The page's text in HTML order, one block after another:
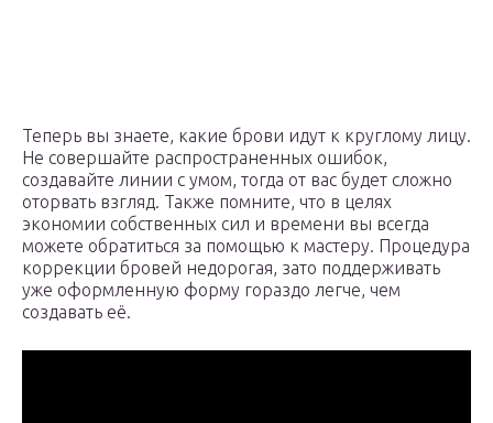
Теперь вы знаете, какие брови идут к круглому лицу.
Не совершайте распространенных ошибок,
создавайте линии с умом, тогда от вас будет сложно
оторвать взгляд. Также помните, что в целях
экономии собственных сил и времени вы всегда
можете обратиться за помощью к мастеру. Процедура
коррекции бровей недорогая, зато поддерживать
уже оформленную форму гораздо легче, чем
создавать её.